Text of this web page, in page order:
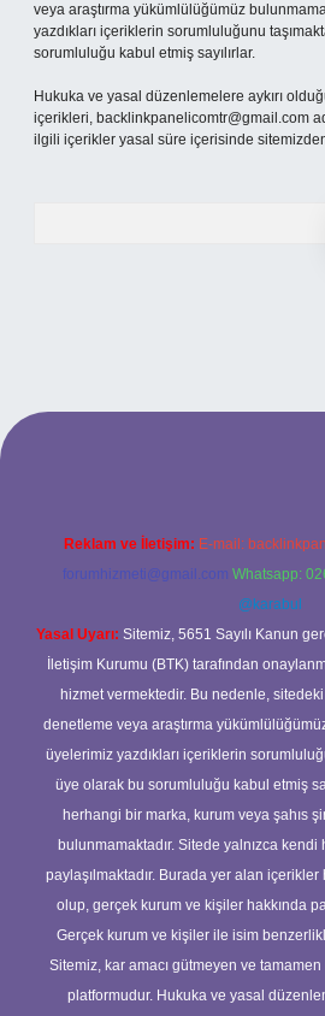
veya araştırma yükümlülüğümüz
yazdıkları içeriklerin sorumluluğunu
sorumluluğu kabul etmiş sayılırlar.
Hukuka ve yasal düzenlemelere aykırı
içerikleri, backlinkpanelicomtr@gmail.com
ilgili içerikler yasal süre içerisinde sitemizden
betexper güncel giriş
Reklam ve İletişim: E-mail:
forumhizmeti@gmail.com Whatsapp:
@karabul
Yasal Uyarı: Sitemiz, 5651 Sayılı Kanun
İletişim Kurumu (BTK) tarafından
hizmet vermektedir. Bu nedenle,
denetleme veya araştırma
üyelerimiz yazdıkları içeriklerin
üye olarak bu sorumluluğu kabul etmiş
herhangi bir marka, kurum veya şahıs
bulunmamaktadır. Sitede yalnızca kendi
paylaşılmaktadır. Burada yer alan
olup, gerçek kurum ve kişiler hakkında
Gerçek kurum ve kişiler ile isim
Sitemiz, kar amacı gütmeyen ve
platformudur. Hukuka ve yasal